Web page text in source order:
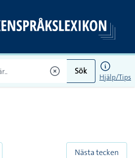
Sök
Hjälp/Tips
Nästa tecken